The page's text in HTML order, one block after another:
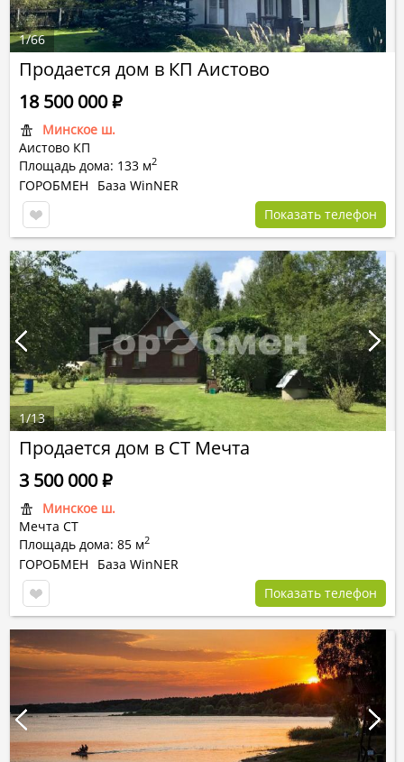
Продается дом в КП Аистово
Минское ш.
Аистово КП
Площадь дома: 133 м2
18 500 000Р
ГОРОБМЕН
База WinNER
Показать телефон
1/66
Продается дом в СТ Мечта
Минское ш.
Мечта СТ
Площадь дома: 85 м2
3 500 000Р
ГОРОБМЕН
База WinNER
Показать телефон
1/13